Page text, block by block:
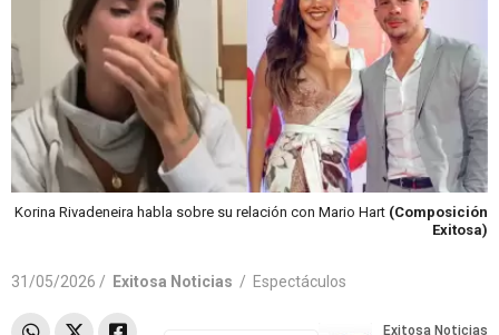
Korina Rivadeneira habla sobre su relación con Mario Hart (Composición
Exitosa)
31/05/2026 / Exitosa Noticias / Espectáculos